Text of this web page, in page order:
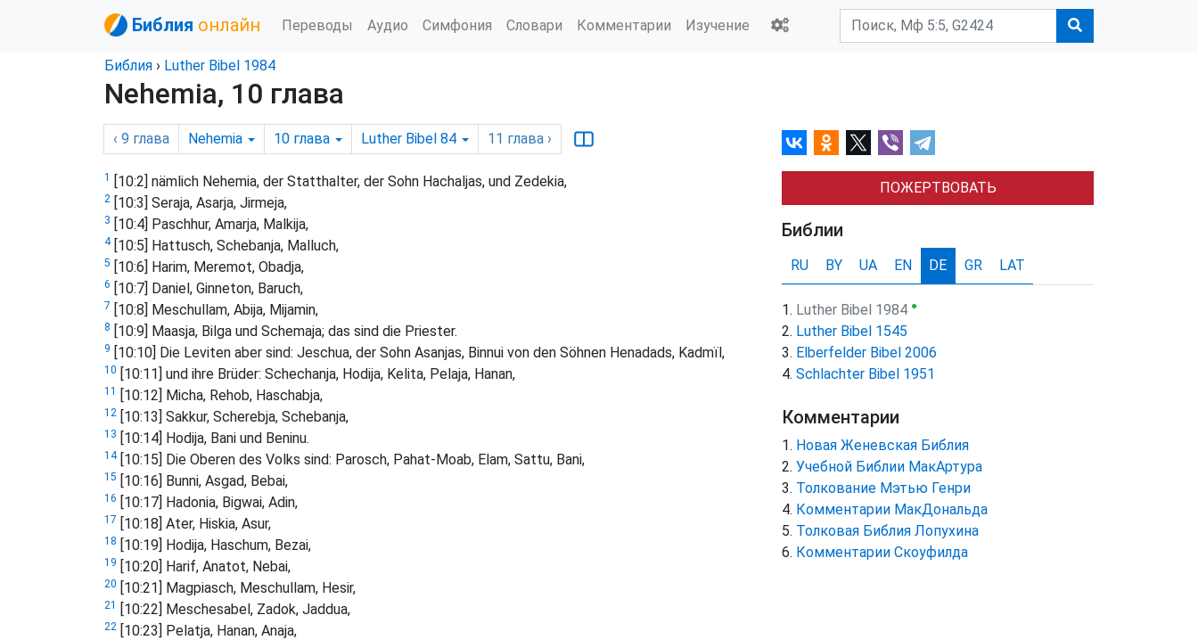
Библия онлайн Переводы Аудио Симфония Словари Комментарии Изучение
Библия › Luther Bibel 1984
Nehemia, 10 глава
‹ 9 глава Nehemia 10 глава Luther Bibel 84 11 глава ›
1 [10:2] nämlich Nehemia, der Statthalter, der Sohn Hachaljas, und Zedekia,
2 [10:3] Seraja, Asarja, Jirmeja,
3 [10:4] Paschhur, Amarja, Malkija,
4[10:5] Hattusch, Schebanja, Malluch,
5 [10:6] Harim, Meremot, Obadja,
6 [10:7] Daniel, Ginneton, Baruch,
7 [10:8] Meschullam, Abija, Mijamin,
8 [10:9] Maasja, Bilga und Schemaja; das sind die Priester.
9 [10:10] Die Leviten aber sind: Jeschua, der Sohn Asanjas, Binnui von den Söhnen Henadads, Kadmïl,
10 [10:11] und ihre Brüder: Schechanja, Hodija, Kelita, Pelaja, Hanan,
11 [10:12] Micha, Rehob, Haschabja,
12 [10:13] Sakkur, Scherebja, Schebanja,
13 [10:14] Hodija, Bani und Beninu.
14[10:15] Die Oberen des Volks sind: Parosch, Pahat-Moab, Elam, Sattu, Bani,
15 [10:16] Bunni, Asgad, Bebai,
16 [10:17] Hadonia, Bigwai, Adin,
17 [10:18] Ater, Hiskia, Asur,
18 [10:19] Hodija, Haschum, Bezai,
19 [10:20] Harif, Anatot, Nebai,
20 [10:21] Magpiasch, Meschullam, Hesir,
21 [10:22] Meschesabel, Zadok, Jaddua,
22 [10:23] Pelatja, Hanan, Anaja,
ПОЖЕРТВОВАТЬ
Библии
RU BY UA EN DE GR LAT
Luther Bibel 1984 ●
Luther Bibel 1545
Elberfelder Bibel 2006
Schlachter Bibel 1951
Комментарии
Новая Женевская Библия
Учебной Библии МакАртура
Толкование Мэтью Генри
Комментарии МакДональда
Толковая Библия Лопухина
Комментарии Скоуфилда